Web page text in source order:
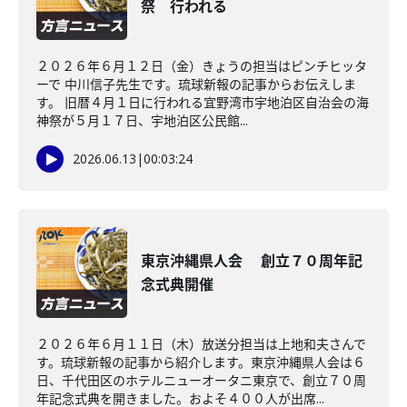
祭 行われる
２０２６年６月１２日（金）きょうの担当はピンチヒッタ
ーで 中川信子先生です。琉球新報の記事からお伝えしま
す。 旧暦４月１日に行われる宜野湾市宇地泊区自治会の海
神祭が５月１７日、宇地泊区公民館...
2026.06.13 |00:03:24
東京沖縄県人会 創立７０周年記
念式典開催
２０２６年６月１１日（木）放送分担当は上地和夫さんで
す。琉球新報の記事から紹介します。東京沖縄県人会は６
日、千代田区のホテルニューオータニ東京で、創立７０周
年記念式典を開きました。およそ４００人が出席...